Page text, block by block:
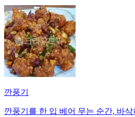
깐풍기
깐풍기를 한 입 베어 무는 순간, 바